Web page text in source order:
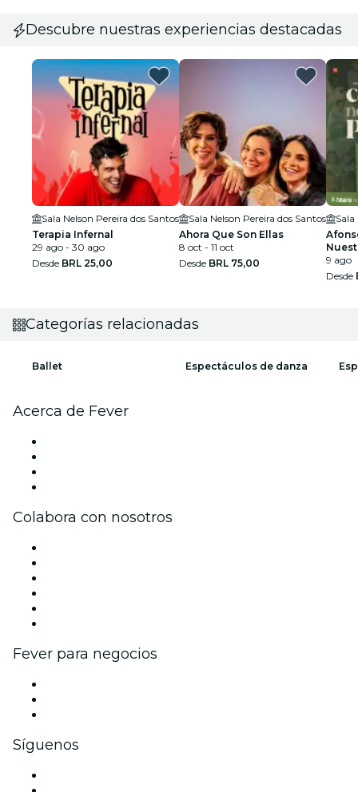
Descubre nuestras experiencias destacadas
Sala Nelson Pereira dos Santos
Terapia Infernal
29 ago - 30 ago
Desde BRL 25,00
Sala Nelson Pereira dos Santos
Ahora Que Son Ellas
8 oct - 11 oct
Desde BRL 75,00
Sala
9 ago
Desde
Categorías relacionadas
Ballet Espectáculos de danza
Acerca de Fever
Colabora con nosotros
Fever para negocios
Síguenos